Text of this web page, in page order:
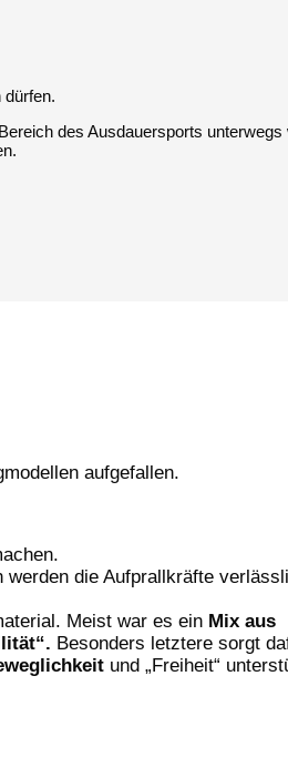
dürfen.
des Ausdauersports unterwegs
aufgefallen.
werden die Aufprallkräfte
Meist war es ein Mix aus
Besonders letztere sorgt
und „Freiheit“